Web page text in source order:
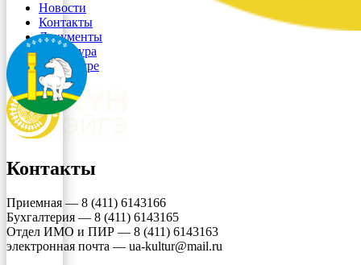
Новости
Контакты
Документы
Структура
О культуре
Контакты
Приемная — 8 (411) 6143166
Бухгалтерия — 8 (411) 6143165
Отдел ИМО и ПИР — 8 (411) 6143163
электронная почта — ua-kultur@mail.ru